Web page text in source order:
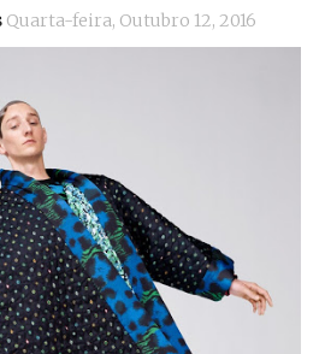
Quarta-feira, Outubro 12, 2016